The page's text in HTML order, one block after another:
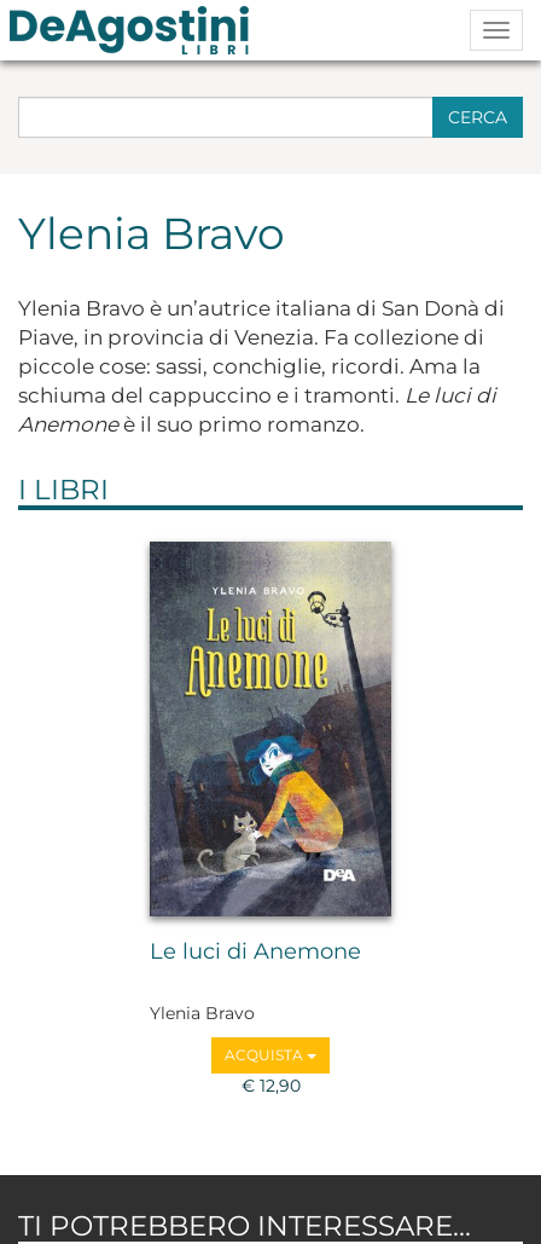
CERCA
Ylenia Bravo
Ylenia Bravo è un’autrice italiana di San Donà di
Piave, in provincia di Venezia. Fa collezione di
piccole cose: sassi, conchiglie, ricordi. Ama la
schiuma del cappuccino e i tramonti. Le luci di
Anemoneè il suo primo romanzo.
I LIBRI
Le luci di Anemone
Ylenia Bravo
ACQUISTA
€ 12,90
TI POTREBBERO INTERESSARE...